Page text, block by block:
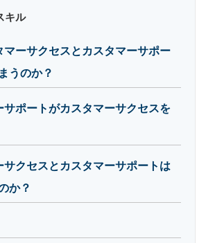
キル
マーサクセスとカスタマーサポー
うのか？
サポートがカスタマーサクセスを
サクセスとカスタマーサポートは
か？